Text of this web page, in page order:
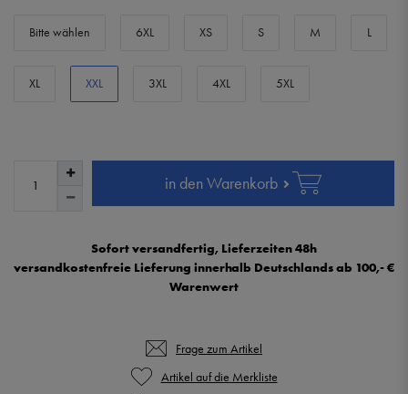
Bitte wählen 6XL XS S M L
XL XXL 3XL 4XL 5XL
in den Warenkorb
Sofort versandfertig, Lieferzeiten 48h
versandkostenfreie Lieferung innerhalb Deutschlands ab 100,- €
Warenwert
Frage zum Artikel